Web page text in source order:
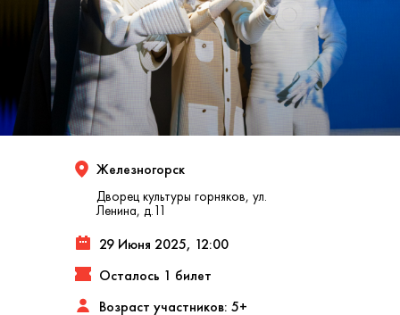
Железногорск
Дворец культуры горняков, ул.
Ленина, д.11
29 Июня 2025, 12:00
Осталось 1 билет
Возраст участников: 5+